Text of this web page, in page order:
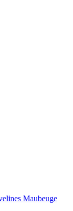
Maubeuge